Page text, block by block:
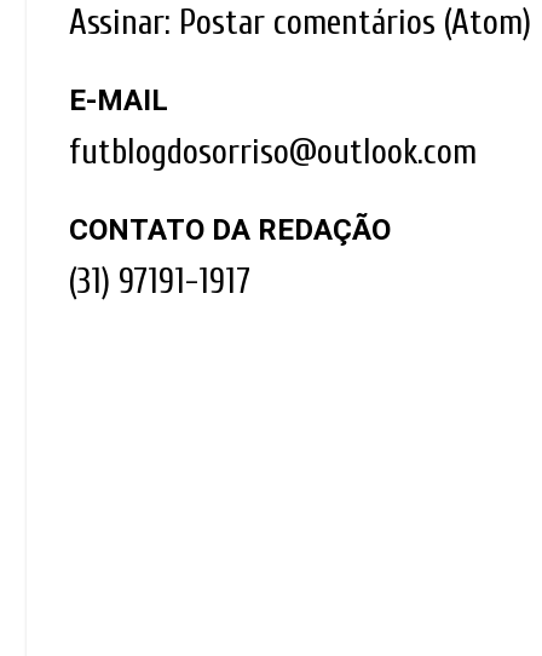
Assinar: Postar comentários (Atom)
E-MAIL
futblogdosorriso@outlook.com
CONTATO DA REDAÇÃO
(31) 97191-1917